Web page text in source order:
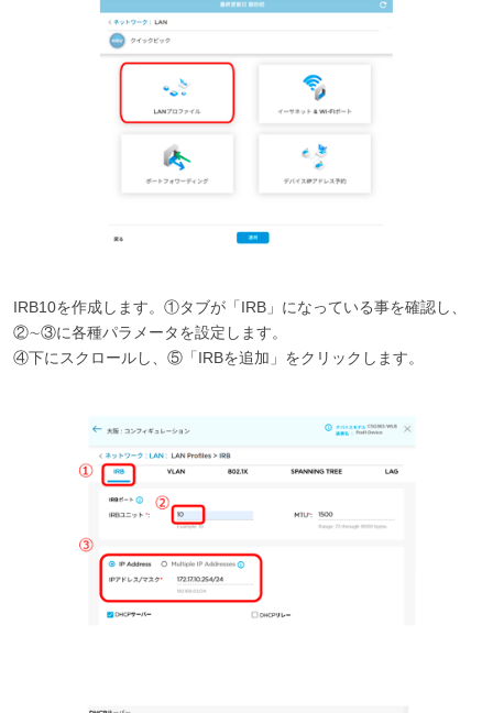
IRB10を作成します。①タブが「IRB」になっている事を確認し、
②∼③に各種パラメータを設定します。
④下にスクロールし、⑤「IRBを追加」をクリックします。